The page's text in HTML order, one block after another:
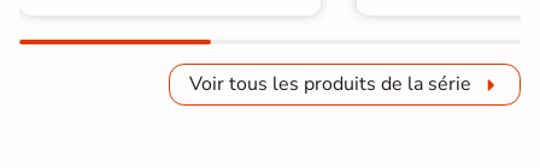
Voir tous les produits de la série